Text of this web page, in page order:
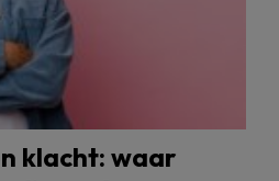
klacht: waar